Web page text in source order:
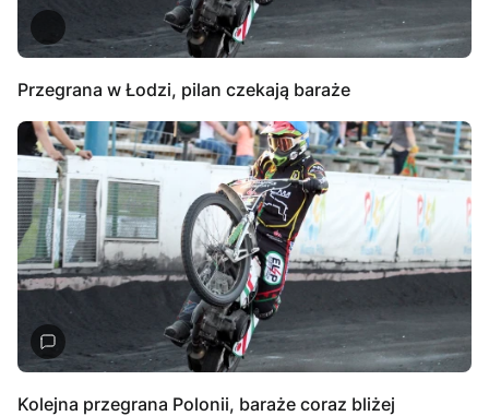
Przegrana w Łodzi, pilan czekają baraże
Kolejna przegrana Polonii, baraże coraz bliżej